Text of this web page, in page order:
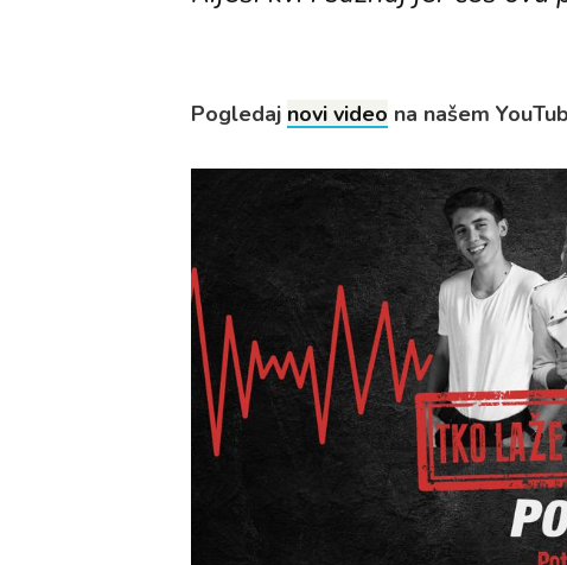
Pogledaj novi video na našem